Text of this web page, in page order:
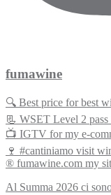
fumawine
🔍 Best price for best
📃 WSET Level 2
📺 IGTV for my e-
🍷 #cantiniamo visit
® fumawine.com my
Al Summa 2026 ci